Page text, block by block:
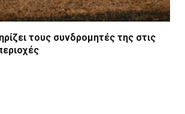
τους συνδρομητές της στις